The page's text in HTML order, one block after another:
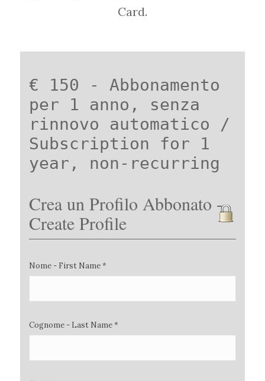
Card.
€ 150 - Abbonamento
per 1 anno, senza
rinnovo automatico /
Subscription for 1
year, non-recurring
Crea un Profilo Abbonato -
Create Profile
Nome - First Name *
Cognome - Last Name *